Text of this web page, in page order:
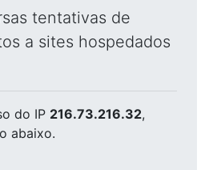
tentativas de
a sites hospedados
do IP 216.73.216.32,
abaixo.